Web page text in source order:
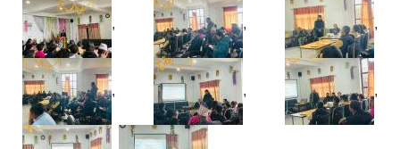
, , ,
, , ,